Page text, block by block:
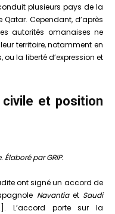
plusieurs pays de la
Cependant, d’après
autorités omanaises ne
territoire, notamment en
la liberté d’expression et
et position
par GRIP.
ont signé un accord de
Navantiaet Saudi
L’accord porte sur la